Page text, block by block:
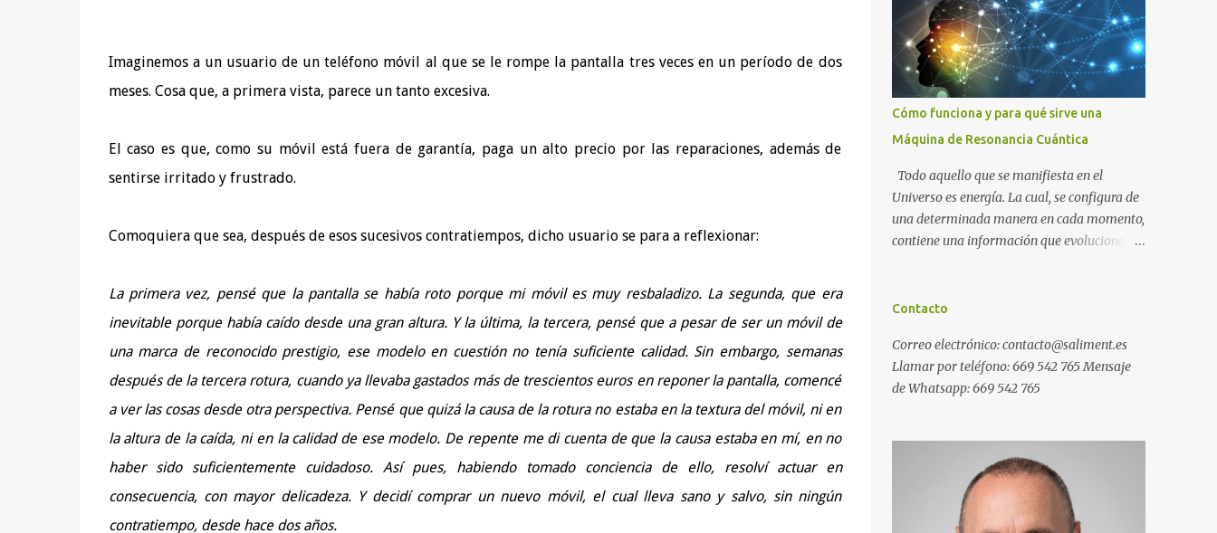
Imaginemos a un usuario de un teléfono móvil al que se le rompe la pantalla tres veces en un período de dos
meses. Cosa que, a primera vista, parece un tanto excesiva.
El caso es que, como su móvil está fuera de garantía, paga un alto precio por las reparaciones, además de
sentirse irritado y frustrado.
Comoquiera que sea, después de esos sucesivos contratiempos, dicho usuario se para a reflexionar:
La primera vez, pensé que la pantalla se había roto porque mi móvil es muy resbaladizo. La segunda, que era
inevitable porque había caído desde una gran altura. Y la última, la tercera, pensé que a pesar de ser un móvil de
una marca de reconocido prestigio, ese modelo en cuestión no tenía suficiente calidad. Sin embargo, semanas
después de la tercera rotura, cuando ya llevaba gastados más de trescientos euros en reponer la pantalla, comencé
a ver las cosas desde otra perspectiva. Pensé que quizá la causa de la rotura no estaba en la textura del móvil, ni en
la altura de la caída, ni en la calidad de ese modelo. De repente me di cuenta de que la causa estaba en mí, en no
haber sido suficientemente cuidadoso. Así pues, habiendo tomado conciencia de ello, resolví actuar en
consecuencia, con mayor delicadeza. Y decidí comprar un nuevo móvil, el cual lleva sano y salvo, sin ningún
contratiempo, desde hace dos años.
Cómo funciona y para qué sirve una
Máquina de Resonancia Cuántica
Todo aquello que se manifiesta en el
Universo es energía. La cual, se configura de
una determinada manera en cada momento,
contiene una información que evoluciona
universal lo denominamos Campo Cuántico
conscientes, afectamos al CCI cuando, por
ejemplo, pensamos en alguien que hace
tiempo que no vemos y, de repente, ese
contra toda probabilidad, termina
materializándose. O cuando
experimentamos a diario una emoción muy
desagradable que termina somatizándose
Contacto
Correo electrónico: contacto@saliment.es
Llamar por teléfono: 669 542 765 Mensaje
de Whatsapp: 669 542 765